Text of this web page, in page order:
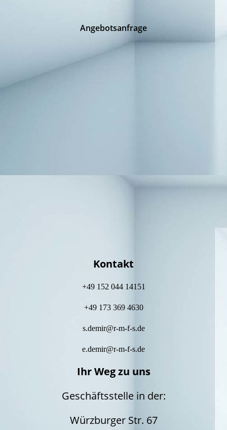
Angebotsanfrage
Kontakt
+49 152 044 14151
+49 173 369 4630
s.demir@r-m-f-s.de
e.demir@r-m-f-s.de
Ihr Weg zu uns
Geschäftsstelle in der:
Würzburger Str. 67